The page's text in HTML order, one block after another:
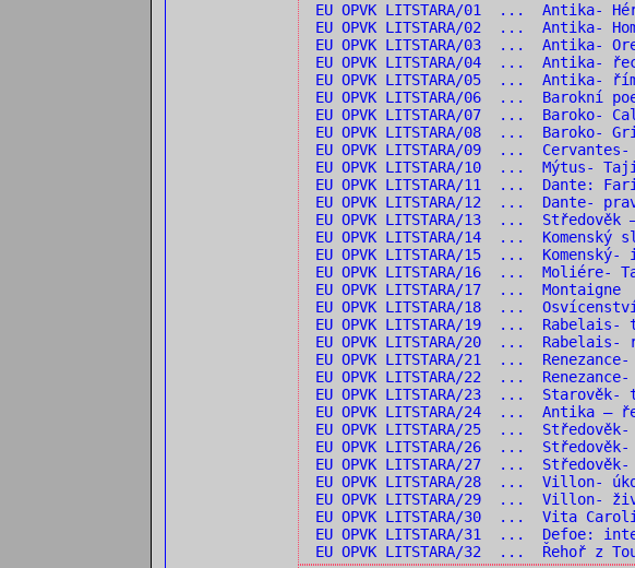
EU OPVK LITSTARA/01 ... Antika-
EU OPVK LITSTARA/02 ... Antika-
EU OPVK LITSTARA/03 ... Antika-
EU OPVK LITSTARA/04 ... Antika-
EU OPVK LITSTARA/05 ... Antika-
EU OPVK LITSTARA/06 ... Barokní
EU OPVK LITSTARA/07 ... Baroko-
EU OPVK LITSTARA/08 ... Baroko-
EU OPVK LITSTARA/09 ...
EU OPVK LITSTARA/10 ... Mýtus-
EU OPVK LITSTARA/11 ... Dante:
EU OPVK LITSTARA/12 ... Dante-
EU OPVK LITSTARA/13 ...
EU OPVK LITSTARA/14 ... Komenský
EU OPVK LITSTARA/15 ...
EU OPVK LITSTARA/16 ... Moliére-
EU OPVK LITSTARA/17 ... Montaigne
EU OPVK LITSTARA/18 ...
EU OPVK LITSTARA/19 ... Rabelais-
EU OPVK LITSTARA/20 ... Rabelais-
EU OPVK LITSTARA/21 ...
EU OPVK LITSTARA/22 ...
EU OPVK LITSTARA/23 ... Starověk-
EU OPVK LITSTARA/24 ... Antika –
EU OPVK LITSTARA/25 ...
EU OPVK LITSTARA/26 ...
EU OPVK LITSTARA/27 ...
EU OPVK LITSTARA/28 ... Villon-
EU OPVK LITSTARA/29 ... Villon-
EU OPVK LITSTARA/30 ... Vita
EU OPVK LITSTARA/31 ... Defoe:
EU OPVK LITSTARA/32 ... Řehoř z